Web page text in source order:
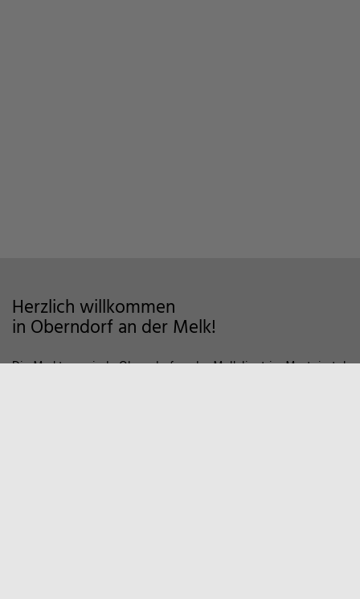
Herzlich willkommen
in Oberndorf an der Melk!
Die Marktgemeinde Oberndorf an der Melk liegt im Mostviertel